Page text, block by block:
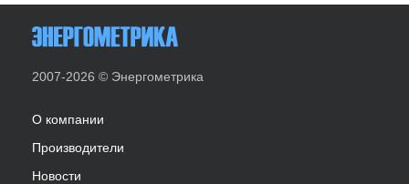
2007-2026 © Энергометрика
О компании
Производители
Новости